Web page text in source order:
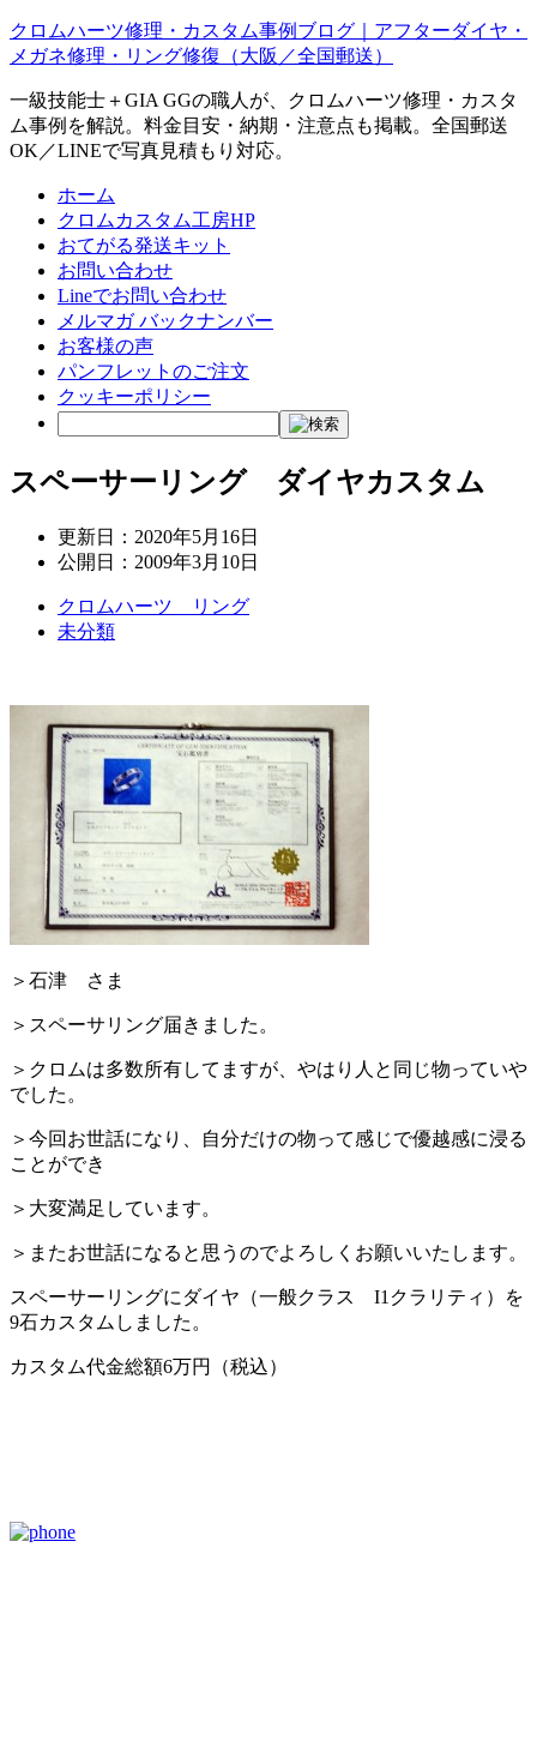
クロムハーツ修理・カスタム事例ブログ｜アフターダイヤ・
メガネ修理・リング修復（大阪／全国郵送）
一級技能士＋GIA GGの職人が、クロムハーツ修理・カスタ
ム事例を解説。料金目安・納期・注意点も掲載。全国郵送
OK／LINEで写真見積もり対応。
ホーム
クロムカスタム工房HP
おてがる発送キット
お問い合わせ
Lineでお問い合わせ
メルマガ バックナンバー
お客様の声
パンフレットのご注文
クッキーポリシー
スペーサーリング ダイヤカスタム
更新日： 2020年5月16日
公開日： 2009年3月10日
クロムハーツ リング
未分類
＞石津 さま
＞スペーサリング届きました。
＞クロムは多数所有してますが、やはり人と同じ物っていや
でした。
＞今回お世話になり、自分だけの物って感じで優越感に浸る
ことができ
＞大変満足しています。
＞またお世話になると思うのでよろしくお願いいたします。
スペーサーリングにダイヤ（一般クラス I1クラリティ）を
9石カスタムしました。
カスタム代金総額6万円（税込）